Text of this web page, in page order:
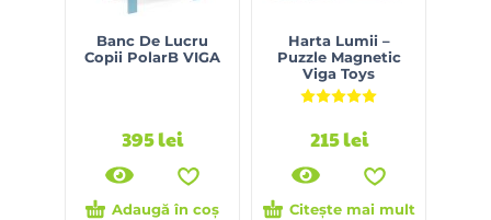
Banc De Lucru
Copii PolarB VIGA
395lei
Adaugă în coș
Harta Lumii –
Puzzle Magnetic
Viga Toys
215lei
Citește mai mult